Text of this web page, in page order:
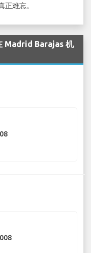
正难忘。
Madrid Barajas 机